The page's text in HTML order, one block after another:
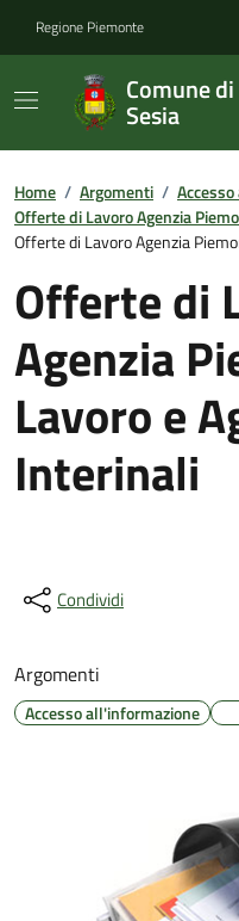
Regione Piemonte
Comune
Sesia
Home / Argomenti /
Offerte di Lavoro Agenzia
Offerte di Lavoro Agenzia
Offerte di
Agenzia
Lavoro e
Interinali
Condividi
Argomenti
Accesso all'informazione